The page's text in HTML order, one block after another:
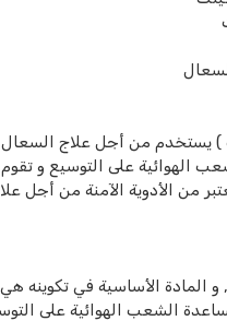
يستخدم من أجل علاج السعال
الهوائية على التوسيع و
من الأدوية الآمنة من أجل
المادة الأساسية في تكوينه
الشعب الهوائية على